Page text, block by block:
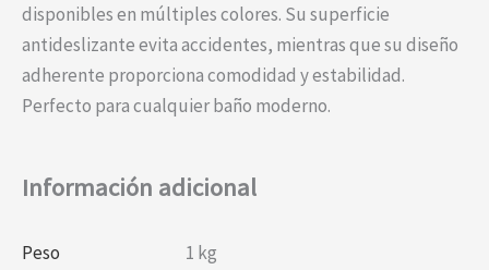
disponibles en múltiples colores. Su superficie
antideslizante evita accidentes, mientras que su diseño
adherente proporciona comodidad y estabilidad.
Perfecto para cualquier baño moderno.
Información adicional
Peso
1 kg